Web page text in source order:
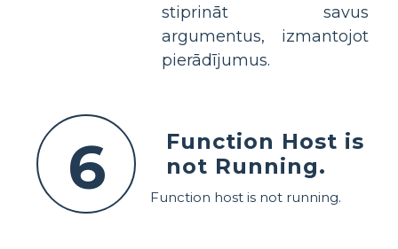
stiprināt savus
argumentus, izmantojot
pierādījumus.
6
Function Host is
not Running.
Function host is not running.